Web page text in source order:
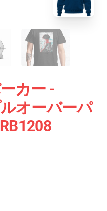
カー -
オーバーパ